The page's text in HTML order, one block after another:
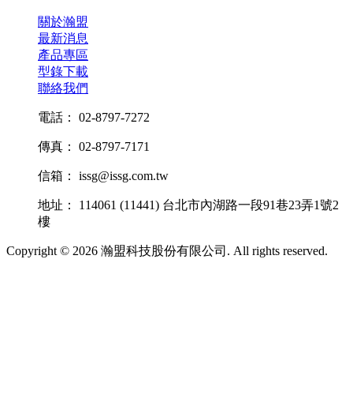
關於瀚盟
最新消息
產品專區
型錄下載
聯絡我們
電話： 02-8797-7272
傳真： 02-8797-7171
信箱： issg@issg.com.tw
地址： 114061 (11441) 台北市內湖路一段91巷23弄1號2
樓
Copyright © 2026 瀚盟科技股份有限公司. All rights reserved.